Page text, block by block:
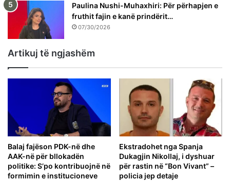
Paulina Nushi-Muhaxhiri: Për përhapjen e
fruthit fajin e kanë prindërit…
07/30/2026
Artikuj të ngjashëm
Balaj fajëson PDK-në dhe
AAK-në për bllokadën
politike: S’po kontribuojnë në
formimin e institucioneve
Ekstradohet nga Spanja
Dukagjin Nikollaj, i dyshuar
për rastin në “Bon Vivant” –
policia jep detaje